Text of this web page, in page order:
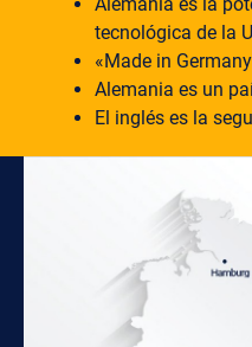
tecnológica de la
«Made in
Alemania es un
El inglés es la